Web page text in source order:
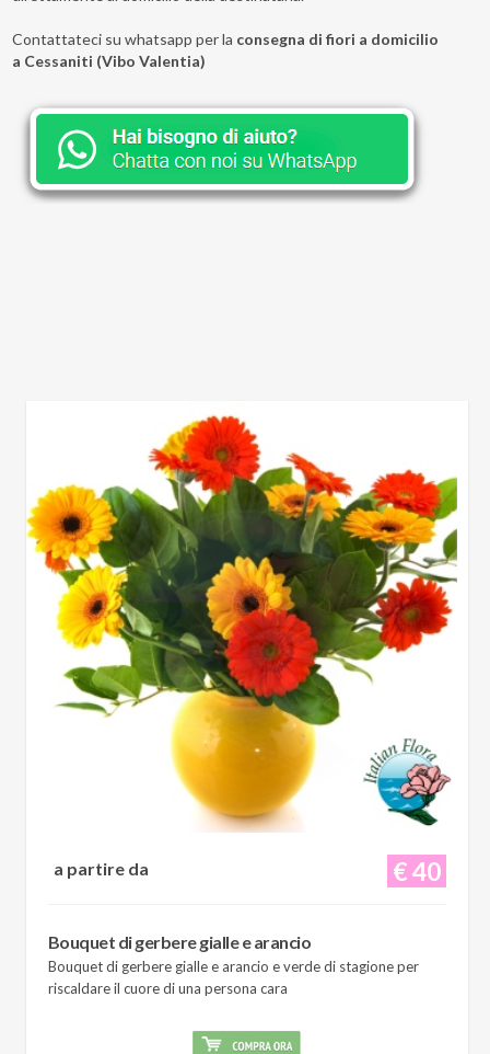
Contattateci su whatsapp per la consegna di fiori a domicilio
a Cessaniti (Vibo Valentia)
€ 40
a partire da
Bouquet di gerbere gialle e arancio
Bouquet di gerbere gialle e arancio e verde di stagione per
riscaldare il cuore di una persona cara